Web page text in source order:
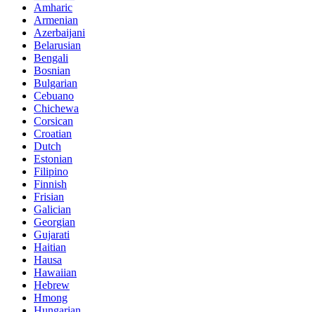
Amharic
Armenian
Azerbaijani
Belarusian
Bengali
Bosnian
Bulgarian
Cebuano
Chichewa
Corsican
Croatian
Dutch
Estonian
Filipino
Finnish
Frisian
Galician
Georgian
Gujarati
Haitian
Hausa
Hawaiian
Hebrew
Hmong